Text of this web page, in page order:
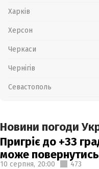
Харків
Херсон
Черкаси
Чернігів
Севастополь
Новини погоди
Пригріє до +33
може
10 серпня, 20:00 473